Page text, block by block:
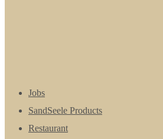
Jobs
SandSeele Products
Restaurant